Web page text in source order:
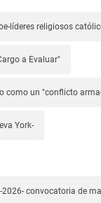
líderes religiosos
a Evaluar"
como un "conflicto
York-
convocatoria de